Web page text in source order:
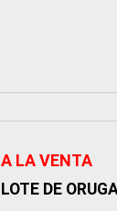
A LA VENTA
LOTE DE